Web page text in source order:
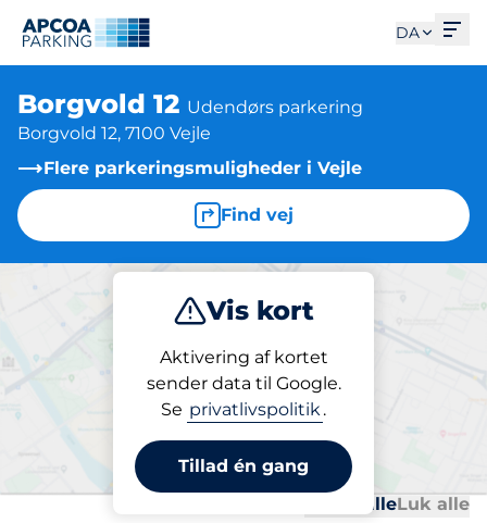
DA
Borgvold 12 Udendørs parkering
Borgvold 12, 7100 Vejle
Flere parkeringsmuligheder i Vejle
Find vej
Vis kort
Aktivering af kortet
sender data til Google.
Se privatlivspolitik.
Tillad én gang
Abonnement
Parkeringsabonnement på pladsen
Borgvold 12
Udvid alleLuk alle